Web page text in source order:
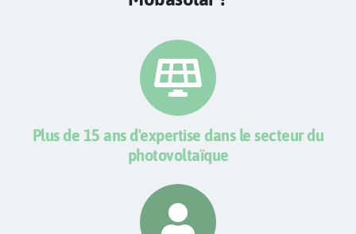
Plus de 15 ans d'expertise dans le secteur du
photovoltaïque